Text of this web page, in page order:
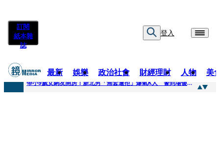
訂閱
紙本雜
誌
登入
最新 娛樂 政治社會 財經理財 人物 美
快訊
帶小9歲女網友開房！新北男「無套遭拒」爆氣K人 警到場傻眼搜到手銬、改造槍